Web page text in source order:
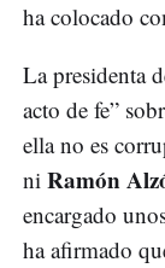
ha colocado
La presidenta
acto de fe”
ella no es
ni Ramón
encargado
ha afirmado